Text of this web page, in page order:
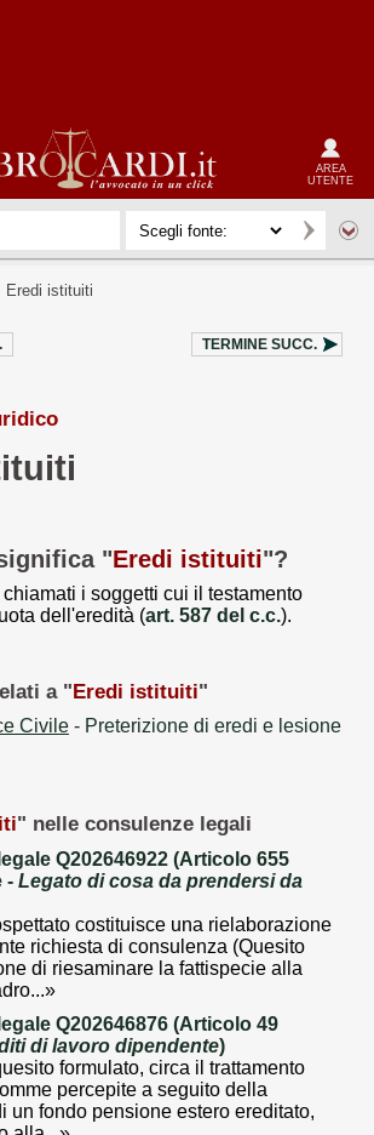
AREA
UTENTE
Eredi istituiti
TERMINE SUCC.
"Eredi istituiti"?
i soggetti cui il testamento
dell'eredità (art. 587 del c.c.).
a "Eredi istituiti"
Civile - Preterizione di eredi e lesione
" nelle consulenze legali
Q202646922 (Articolo 655
- Legato di cosa da prendersi da
costituisce una rielaborazione
richiesta di consulenza (Quesito
di riesaminare la fattispecie alla
Q202646876 (Articolo 49
di lavoro dipendente)
formulato, circa il trattamento
percepite a seguito della
un fondo pensione estero ereditato,